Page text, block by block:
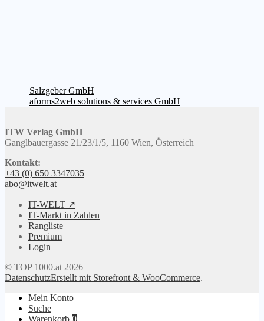
Beitragsnavigation
Vorheriger
Beitrag:
Salzgeber GmbH
Nächster
aforms2web solutions & services GmbH
ITW Verlag GmbH
Ganglbauergasse 21/23/1/5, 1160 Wien, Österreich
Kontakt:
+43 (0) 650 3347035
abo@itwelt.at
IT-WELT ↗
IT-Markt in Zahlen
Rangliste
Premium
Login
© TOP 1000.at 2026
DatenschutzErstellt mit Storefront & WooCommerce.
Mein Konto
Suche
Warenkorb 0